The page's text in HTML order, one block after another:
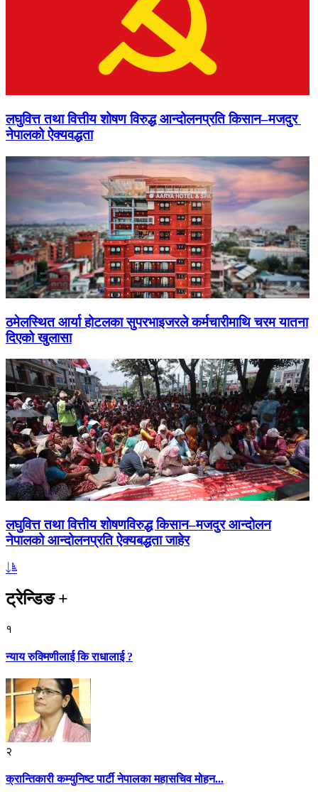
लघुवित्त तथा वित्तीय शोषण विरुद्ध आन्दोलनप्रति किसान–मजदुर
नेपालको ऐक्यवद्धता
ठमेलस्थित आर्या होटलका सुपरभाइजरले कर्मचारीमाथि चरम यातना
दिएको खुलासा
लघुवित्त तथा वित्तीय शोषणविरुद्ध किसान–मजदुर आन्दोलन
नेपालको आन्दोलनप्रति ऐक्यबद्धता जाहेर
ट्रेन्डिङ+
१
न्याय रुक्मिणीलाई कि राधालाई ?
२
क्रान्तिकारी कम्युनिष्ट पार्टी नेपालका महासचिव मोहन...